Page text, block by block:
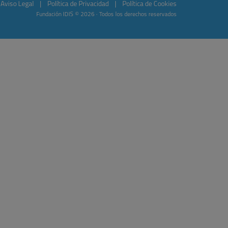
Aviso Legal Política de Privacidad Política de Cookies
Fundación IDIS © 2026 · Todos los derechos reservados